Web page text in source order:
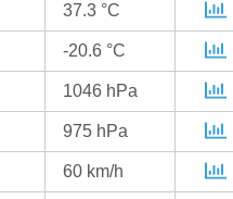
37.3 °C
-20.6 °C
1046 hPa
975 hPa
60 km/h